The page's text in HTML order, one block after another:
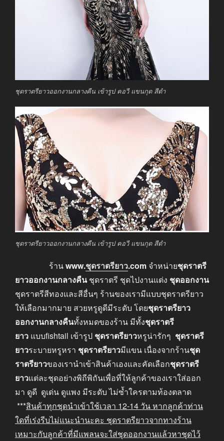
ชุดราตรียาวออกงานกลางคืน เข้ารูป คอวี แขนกุด สีดำ
ชุดราตรียาวออกงานกลางคืน เข้ารูป คอวี แขนกุด สีดำ
ร้านwww.ชุดราตรียาว.com จำหน่ายชุดราตรี
ยาวออกงานกลางคืนชุดราตรี ชุดไปงานแต่ง ชุดออกงาน
ชุดราตรีสีทองและสีอื่นๆ ร้านของเรามีแบบชุดราตรียาว
ให้เลือกมากมาย สวยหรูดูดีมีระดับ โดยชุดราตรียาว
ออกงานกลางคืนทั้งหมดของร้าน มีทั้งชุดราตรี
ยาว แบบfishtail เข้ารูป ชุดราตรียาวหรูน่ารักๆ ชุดราตรี
ยาวระบายหรูหรา ชุดราตรียาวมีแขน เนื่องจากร้านชุด
ราตรียาวของเรานำเข้าสินค้าเองและคัดเลือกชุดราตรี
ยาวแต่ละชุดอย่างพิถีพิถันเพื่อที่ให้ลูกค้าของเราใส่ออก
มา ดูดี ดูเด่น ดูแพง มีระดับ ไม่ซ้ำใครตามท้องตลาด
***สินค้าทุกชุดนำเข้าใช้เวลา 12-14 วัน หากลูกค้าท่าน
ใดที่เร่งรีบไม่แนะนำนะคะ ชุดราตรียาวจากทางร้าน
เหมาะกับลูกค้าที่มีแพลนจะใส่ชุดออกงานแล้วหาชุดไว้